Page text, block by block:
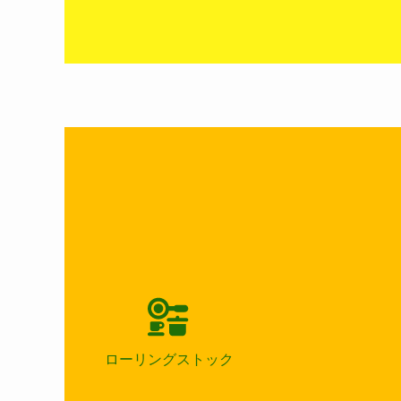
ローリングストック